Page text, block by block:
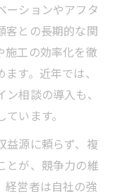
の工夫
を獲得する
化方法
ョンづくり
営の工夫
の考え方
の実践例
略的発想
ーションやアフタ
客との長期的な関
施工の効率化を徹
す。近年では、
相談の導入も、
います。
益源に頼らず、複
とが、競争力の維
経営者は自社の強